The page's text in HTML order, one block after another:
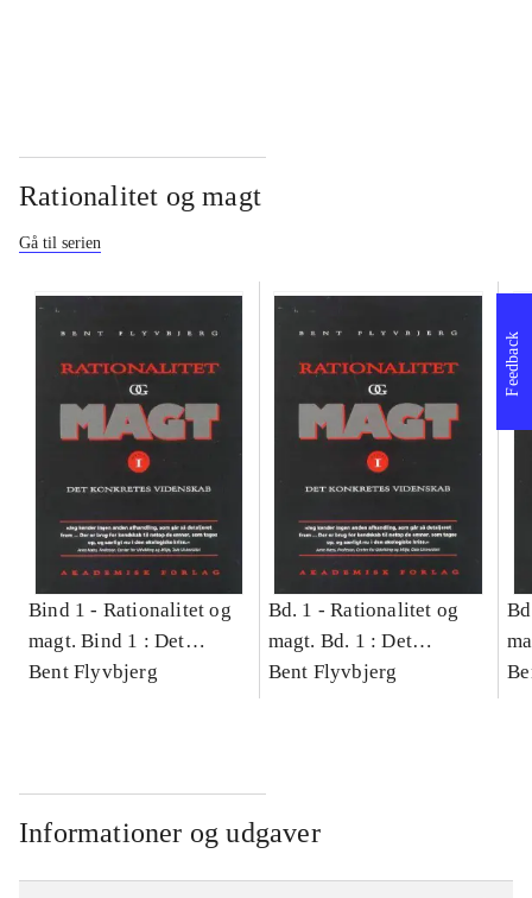
Rationalitet og magt
Gå til serien
Bind 1 - Rationalitet og
magt. Bind 1 : Det
konkretes videnskab
Bent Flyvbjerg
Bd. 1 -Rationalitet og
magt. Bd. 1 : Det
konkretes videnskab
Bent Flyvbjerg
Informationer og udgaver
Feedback